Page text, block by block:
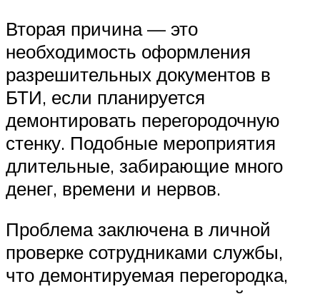
Вторая причина — это
необходимость оформления
разрешительных документов в
БТИ, если планируется
демонтировать перегородочную
стенку. Подобные мероприятия
длительные, забирающие много
денег, времени и нервов.
Проблема заключена в личной
проверке сотрудниками службы,
что демонтируемая перегородка,